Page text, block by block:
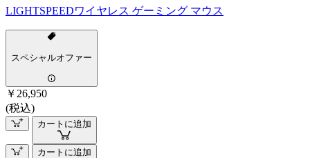
LIGHTSPEEDワイヤレス ゲーミング マウス
スペシャルオファー
￥26,950
(税込)
カートに追加
カートに追加